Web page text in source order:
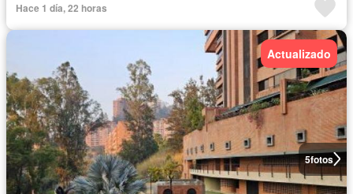
Hace 1 día, 22 horas
5fotos
Actualizado